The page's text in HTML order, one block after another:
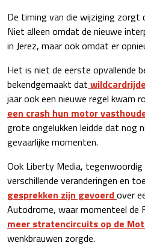
De timing van die wijziging zorgt
Niet alleen omdat de nieuwe
in Jerez, maar ook omdat er
Het is niet de eerste opvallende
bekendgemaakt dat
jaar ook een nieuwe regel kwam
een crash hun motor
grote ongelukken leidde dat nog
gevaarlijke momenten.
Ook Liberty Media,
verschillende veranderingen en
gesprekken zijn gevoerdover
Autodrome, waar momenteel de
meer stratencircuits op de
wenkbrauwen zorgde.